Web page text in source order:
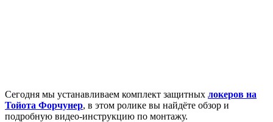
Сегодня мы устанавливаем комплект защитных локеров на
Тойота Форчунер, в этом ролике вы найдёте обзор и
подробную видео-инструкцию по монтажу.